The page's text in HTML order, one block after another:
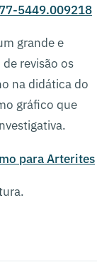
5449.009218
grande e
revisão os
na didática do
gráfico que
para Arterites